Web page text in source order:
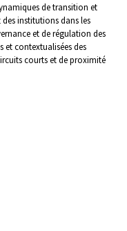
de transition et
des institutions dans les
et de régulation des
et contextualisées des
courts et de proximité